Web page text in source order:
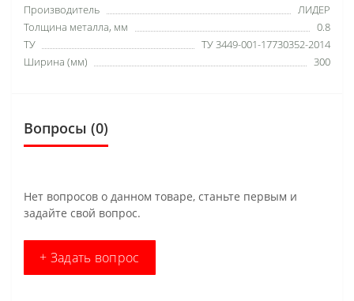
Производитель
ЛИДЕР
Толщина металла, мм
0.8
ТУ
ТУ 3449-001-17730352-2014
Ширина (мм)
300
Вопросы (0)
Нет вопросов о данном товаре, станьте первым и
задайте свой вопрос.
+ Задать вопрос